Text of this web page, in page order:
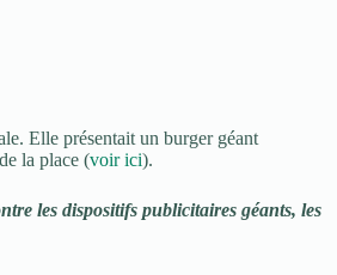
Elle présentait un burger géant
la place (voir ici).
les dispositifs publicitaires géants, les